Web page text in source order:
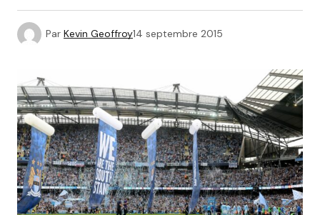
Par Kevin Geoffroy14 septembre 2015